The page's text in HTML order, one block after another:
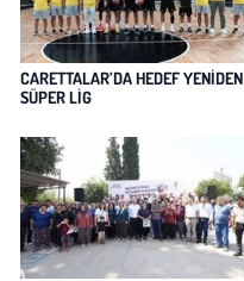
CARETTALAR’DA HEDEF YENİDEN
SÜPER LİG